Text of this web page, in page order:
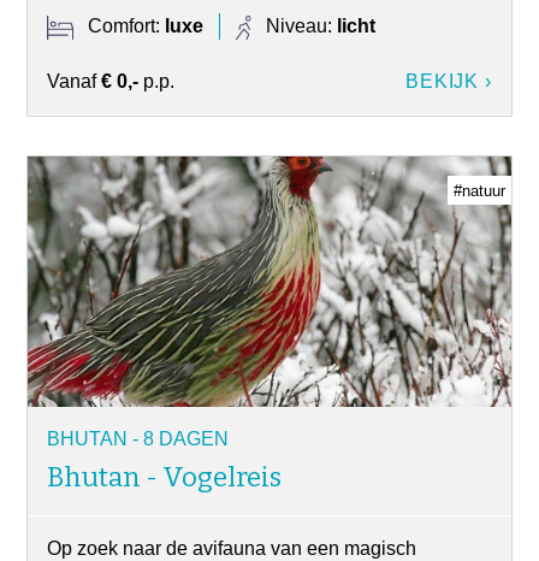
Comfort: luxe Niveau: licht
Vanaf€ 0,- p.p. BEKIJK ›
#natuur
BHUTAN - 8 DAGEN
Bhutan - Vogelreis
Op zoek naar de avifauna van een magisch